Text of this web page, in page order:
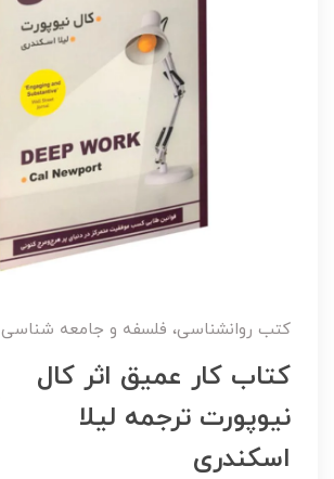
کتب روانشناسی، فلسفه و جامعه شناسی
کتاب کار عمیق اثر کال
نیوپورت ترجمه لیلا
اسکندری